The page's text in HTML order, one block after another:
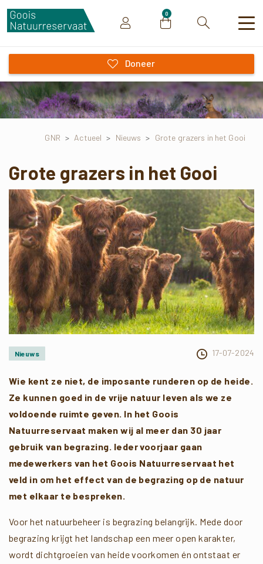
0
Zoeken
Doneer
GNR > Actueel > Nieuws > Grote grazers in het Gooi
Grote grazers in het Gooi
Nieuws 17-07-2024
Wie kent ze niet, de imposante runderen op de heide.
Ze kunnen goed in de vrije natuur leven als we ze
voldoende ruimte geven. In het Goois
Natuurreservaat maken wij al meer dan 30 jaar
gebruik van begrazing. Ieder voorjaar gaan
medewerkers van het Goois Natuurreservaat het
veld in om het effect van de begrazing op de natuur
met elkaar te bespreken.
Voor het natuurbeheer is begrazing belangrijk. Mede door
begrazing krijgt het landschap een meer open karakter,
wordt dichtgroeien van heide voorkomen én ontstaat er